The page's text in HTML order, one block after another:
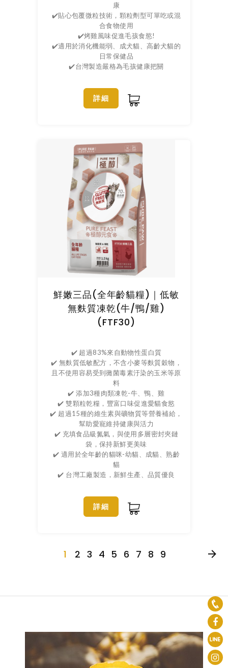
康
✔️貼心包覆微粒技術，顆粒劑型可單吃或混
合食物使用
✔️烤雞風味促進毛孩食慾!
✔️適用於消化機能弱、成犬貓、高齡犬貓的
日常保健品
✔️台灣製造嚴格為毛孩健康把關
詳細
鮮嫩三品(全年齡貓糧)｜低敏
無麩質凍乾(牛/鴨/雞)
(FTF30)
✔️ 超過83%來自動物性蛋白質
✔️ 無麩質低敏配方，不含小麥等麩質穀物，
且不使用容易受到黴菌毒素汙染的玉米等原
料
✔️ 添加3種肉類凍乾-牛、鴨、雞
✔️ 雙顆粒乾糧，豐富口味促進愛貓食慾
✔️ 超過15種的維生素與礦物質等營養補給，
幫助愛寵維持健康與活力
✔️ 充填食品級氮氣，與使用多層密封夾鏈
袋，保持新鮮更美味
✔️ 適用於全年齡的貓咪-幼貓、成貓、熟齡
貓
✔️ 台灣工廠製造，新鮮生產、品質優良
詳細
1 2 3 4 5 6 7 8 9